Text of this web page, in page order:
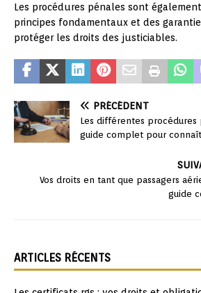
Les procédures pénales sont
principes fondamentaux et des
protéger les droits des justiciables.
PRÉCÉDENT
Les différentes procédures
guide complet pour
Vos droits en tant que passagers
guide
ARTICLES RÉCENTS